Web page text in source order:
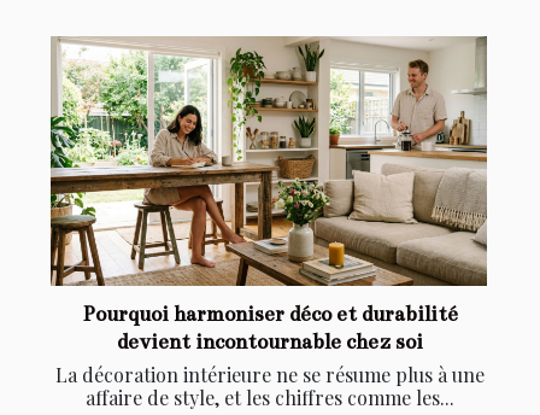
Pourquoi harmoniser déco et durabilité
devient incontournable chez soi
La décoration intérieure ne se résume plus à une
affaire de style, et les chiffres comme les...